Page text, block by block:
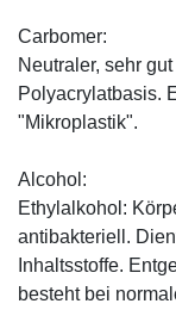
Carbomer:
Neutraler, sehr
Polyacrylatbasis.
"Mikroplastik".
Alcohol:
Ethylalkohol:
antibakteriell.
Inhaltsstoffe.
besteht bei